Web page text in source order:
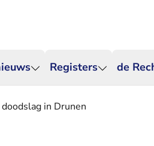
Registers de
in Drunen